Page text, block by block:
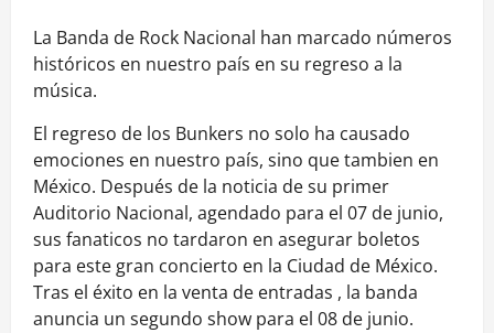
La Banda de Rock Nacional han marcado números
históricos en nuestro país en su regreso a la
música.
El regreso de los Bunkers no solo ha causado
emociones en nuestro país, sino que tambien en
México. Después de la noticia de su primer
Auditorio Nacional, agendado para el 07 de junio,
sus fanaticos no tardaron en asegurar boletos
para este gran concierto en la Ciudad de México.
Tras el éxito en la venta de entradas , la banda
anuncia un segundo show para el 08 de junio.